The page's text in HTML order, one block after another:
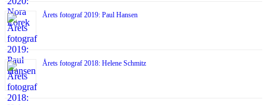
Årets fotograf 2019: Paul Hansen
Årets fotograf 2018: Helene Schmitz